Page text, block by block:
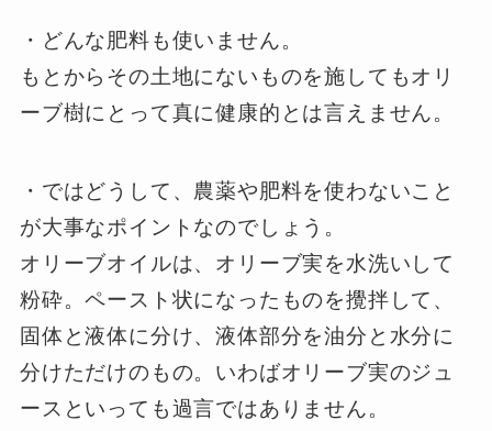
・どんな肥料も使いません。
もとからその土地にないものを施してもオリ
ーブ樹にとって真に健康的とは言えません。
・ではどうして、農薬や肥料を使わないこと
が大事なポイントなのでしょう。
オリーブオイルは、オリーブ実を水洗いして
粉砕。ペースト状になったものを攪拌して、
固体と液体に分け、液体部分を油分と水分に
分けただけのもの。いわばオリーブ実のジュ
ースといっても過言ではありません。